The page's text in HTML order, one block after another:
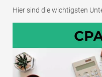
Hier sind die wichtigsten